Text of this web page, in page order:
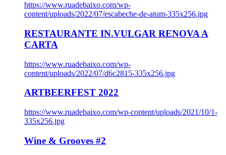
https://www.ruadebaixo.com/wp-
content/uploads/2022/07/escabeche-de-atum-335x256.jpg
RESTAURANTE IN.VULGAR RENOVA A
CARTA
https://www.ruadebaixo.com/wp-
content/uploads/2022/07/d6c2815-335x256.jpg
ARTBEERFEST 2022
https://www.ruadebaixo.com/wp-content/uploads/2021/10/1-
335x256.jpg
Wine & Grooves #2